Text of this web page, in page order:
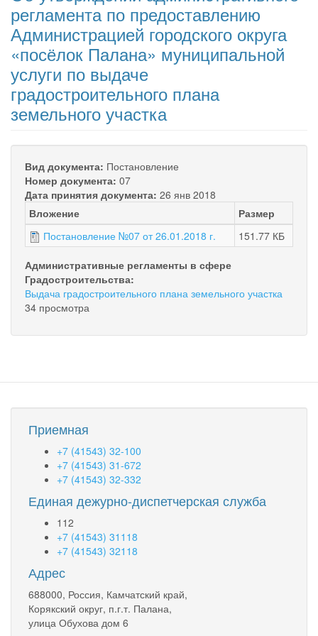
регламента по предоставлению
Администрацией городского округа
«посёлок Палана» муниципальной
услуги по выдаче
градостроительного плана
земельного участка
Вид документа: Постановление
Номер документа: 07
Дата принятия документа: 26 янв 2018
Вложение
Размер
Постановление №07 от 26.01.2018 г.
151.77 КБ
Административные регламенты в сфере
Градостроительства:
Выдача градостроительного плана земельного участка
34 просмотра
Приемная
+7 (41543) 32-100
+7 (41543) 31-672
+7 (41543) 32-332
Единая дежурно-диспетчерская служба
112
+7 (41543) 31118
+7 (41543) 32118
Адрес
688000, Россия, Камчатский край,
Корякский округ, п.г.т. Палана,
улица Обухова дом 6